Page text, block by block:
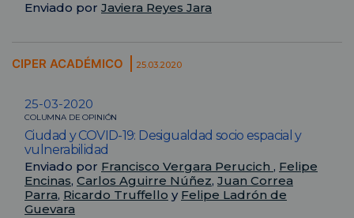
Enviado por Javiera Reyes Jara
CIPER ACADÉMICO 25.03.2020
25-03-2020
COLUMNA DE OPINIÓN
Ciudad y COVID-19: Desigualdad socio espacial y
vulnerabilidad
Enviado por Francisco Vergara Perucich , Felipe
Encinas, Carlos Aguirre Núñez, Juan Correa
Parra, Ricardo Truffello y Felipe Ladrón de
Guevara